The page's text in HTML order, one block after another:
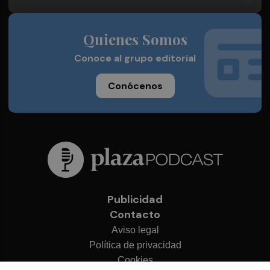
Quienes Somos
Conoce al grupo editorial
Conócenos
Publicidad
Contacto
Aviso legal
Política de privacidad
Cookies